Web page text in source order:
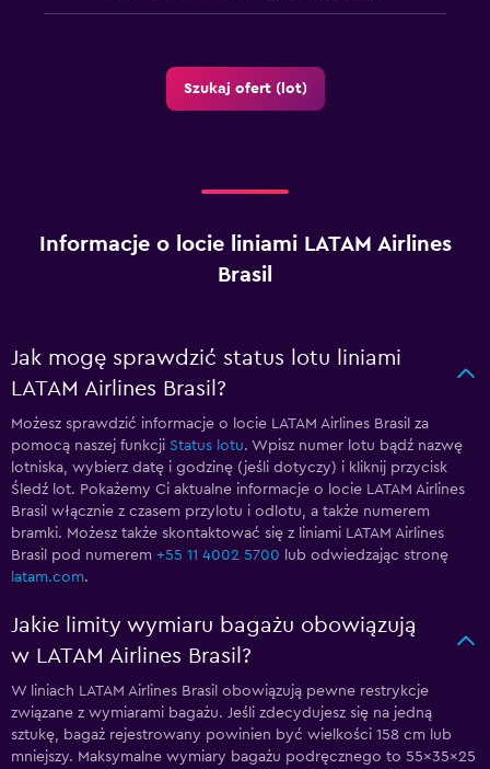
Szukaj ofert (lot)
Informacje o locie liniami LATAM Airlines
Brasil
Jak mogę sprawdzić status lotu liniami
LATAM Airlines Brasil?
Możesz sprawdzić informacje o locie LATAM Airlines Brasil za
pomocą naszej funkcji Status lotu. Wpisz numer lotu bądź nazwę
lotniska, wybierz datę i godzinę (jeśli dotyczy) i kliknij przycisk
Śledź lot. Pokażemy Ci aktualne informacje o locie LATAM Airlines
Brasil włącznie z czasem przylotu i odlotu, a także numerem
bramki. Możesz także skontaktować się z liniami LATAM Airlines
Brasil pod numerem +55 11 4002 5700 lub odwiedzając stronę
latam.com.
Jakie limity wymiaru bagażu obowiązują
w LATAM Airlines Brasil?
W liniach LATAM Airlines Brasil obowiązują pewne restrykcje
związane z wymiarami bagażu. Jeśli zdecydujesz się na jedną
sztukę, bagaż rejestrowany powinien być wielkości 158 cm lub
mniejszy. Maksymalne wymiary bagażu podręcznego to 55x35x25